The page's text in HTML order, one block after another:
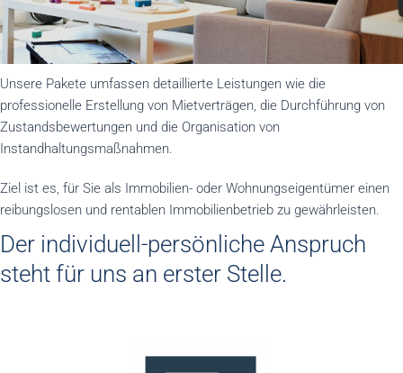
Unsere Pakete umfassen detaillierte Leistungen wie die
professionelle Erstellung von Mietverträgen, die Durchführung von
Zustandsbewertungen und die Organisation von
Instandhaltungsmaßnahmen.
Ziel ist es, für Sie als Immobilien- oder Wohnungseigentümer einen
reibungslosen und rentablen Immobilienbetrieb zu gewährleisten.
Der individuell-persönliche Anspruch
steht für uns an erster Stelle.